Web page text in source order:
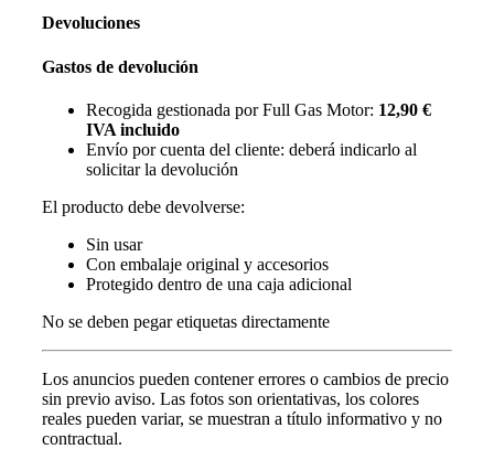
Devoluciones
Gastos de devolución
Recogida gestionada por Full Gas Motor: 12,90 €
IVA incluido
Envío por cuenta del cliente: deberá indicarlo al
solicitar la devolución
El producto debe devolverse:
Sin usar
Con embalaje original y accesorios
Protegido dentro de una caja adicional
No se deben pegar etiquetas directamente
Los anuncios pueden contener errores o cambios de precio
sin previo aviso. Las fotos son orientativas, los colores
reales pueden variar, se muestran a título informativo y no
contractual.